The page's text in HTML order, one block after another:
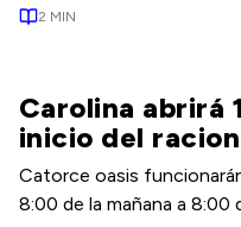
2 MIN
Carolina abrirá
inicio del
Catorce oasis
8:00 de la mañana a 8:00